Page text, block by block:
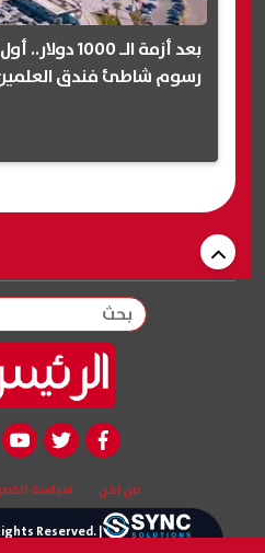
بعد أزمة الـ
رسوم شاطئ فندق
بحث
facebook
twitter
من نحن سياسة
Reserved. |